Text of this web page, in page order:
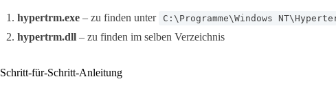
hypertrm.exe – zu finden unter C:\Programme\Windows
hypertrm.dll – zu finden im selben Verzeichnis
Schritt-für-Schritt-Anleitung